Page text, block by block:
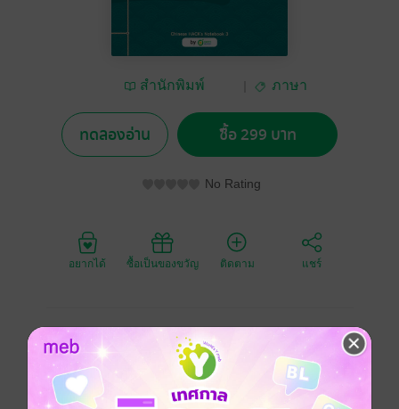
สำนักพิมพ์
ภาษา
ทดลองอ่าน ซื้อ 299 บาท
No Rating
อยากได้ ซื้อเป็นของขวัญ ติดตาม แชร์
ตัวช่วยจำศัพท์จีนแบบไว x2 ตอบโจทย์ทุกปัญหาการจำ
ศัพท์จีน รวมศัพท์ระดับ HSK2 กว่า 150 คำ พร้อมแบบ
ฝึกหัดอีกกว่า 28 ชุด